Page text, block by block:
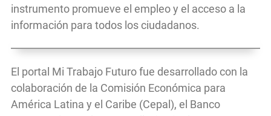
instrumento promueve el empleo y el acceso a la
información para todos los ciudadanos.
El portal Mi Trabajo Futuro fue desarrollado con la
colaboración de la Comisión Económica para
América Latina y el Caribe (Cepal), el Banco